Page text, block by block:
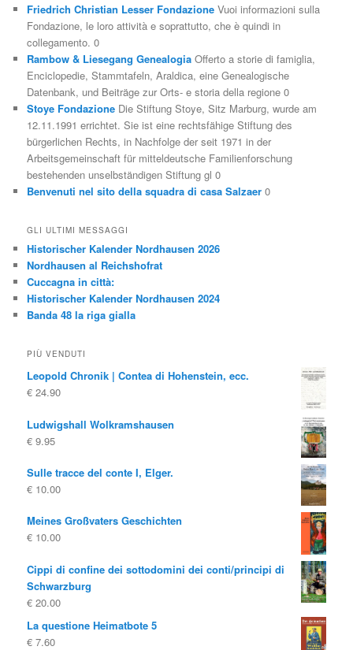
Friedrich Christian Lesser Fondazione Vuoi informazioni sulla
Fondazione, le loro attività e soprattutto, che è quindi in
collegamento. 0
Rambow & Liesegang Genealogia Offerto a storie di famiglia,
Enciclopedie, Stammtafeln, Araldica, eine Genealogische
Datenbank, und Beiträge zur Orts- e storia della regione 0
Stoye Fondazione Die Stiftung Stoye, Sitz Marburg, wurde am
12.11.1991 errichtet. Sie ist eine rechtsfähige Stiftung des
bürgerlichen Rechts, in Nachfolge der seit 1971 in der
Arbeitsgemeinschaft für mitteldeutsche Familienforschung
bestehenden unselbständigen Stiftung gl 0
Benvenuti nel sito della squadra di casa Salzaer 0
GLI ULTIMI MESSAGGI
Historischer Kalender Nordhausen 2026
Nordhausen al Reichshofrat
Cuccagna in città:
Historischer Kalender Nordhausen 2024
Banda 48 la riga gialla
PIÙ VENDUTI
Leopold Chronik | Contea di Hohenstein, ecc.
€ 24.90
Ludwigshall Wolkramshausen
€ 9.95
Sulle tracce del conte I, Elger.
€ 10.00
Meines Großvaters Geschichten
€ 10.00
Cippi di confine dei sottodomini dei conti/principi di
Schwarzburg
€ 20.00
La questione Heimatbote 5
€ 7.60